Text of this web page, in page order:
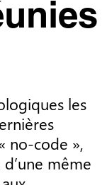
les
no-code »,
même